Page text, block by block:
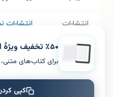
انتشارات انتشارات
سال انتشار
نسخه فیزیکی
PDF
٪۵۰ تخفیف ویژۀ اولین خرید
برای کتاب‌های متنی،
کپی